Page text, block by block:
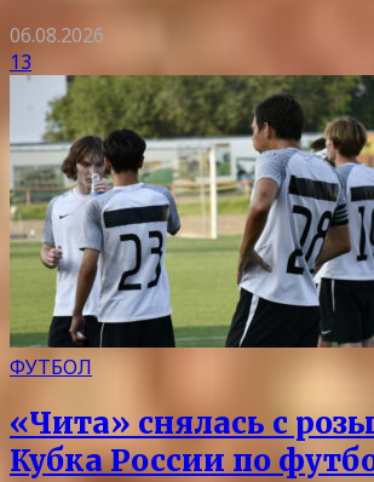
06.08.2026
13
ФУТБОЛ
«Чита» снялась с
Кубка России по